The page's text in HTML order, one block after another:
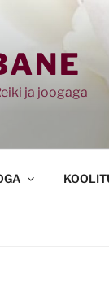
ja joogaga